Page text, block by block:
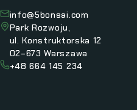
info@5bonsai.com
Park Rozwoju,
ul. Konstruktorska 12
02−673 Warszawa
+48 664 145 234